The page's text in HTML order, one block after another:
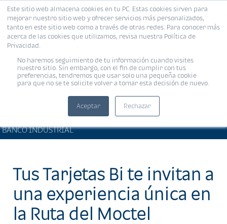
Este sitio web almacena cookies en tu PC. Estas cookies sirven para
mejorar nuestro sitio web y ofrecer servicios más personalizados,
tanto en este sitio web como a través de otras redes. Para conocer más
acerca de las cookies que utilizamos, revisa nuestra Política de
Privacidad.
No haremos seguimiento de tu información cuando visites
nuestro sitio. Sin embargo, con el fin de cumplir con tus
preferencias, tendremos que usar solo una pequeña cookie
para que no se te solicite volver a tomar esta decisión de nuevo.
Aceptar Rechazar
MENÚ
BANCO INDUSTRIAL
Tus Tarjetas Bi te invitan a
una experiencia única en
la Ruta del Moctel